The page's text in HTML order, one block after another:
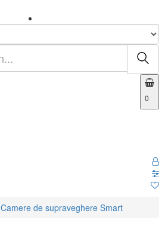
0
Camere de supraveghere Smart